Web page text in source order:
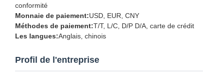
conformité
Monnaie de paiement:USD, EUR, CNY
Méthodes de paiement:T/T, L/C, D/P D/A, carte de crédit
Les langues:Anglais, chinois
Profil de l'entreprise